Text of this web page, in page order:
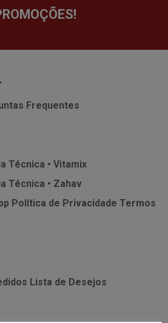
Frequentes
Técnica • Vitamix
Técnica • Zahav
Política de Privacidade Termos
Lista de Desejos